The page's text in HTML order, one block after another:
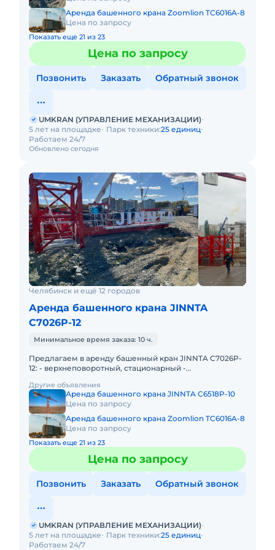
Аренда башенного крана Zoomlion TC6016A-8
Цена по запросу
Показать еще 21 из 23
Цена по запросу
Позвонить Заказать Обратный звонок
Обновлено сегодня
UMKRAN (УПРАВЛЕНИЕ МЕХАНИЗАЦИИ)
5 лет на площадке
Парк техники:25 единиц
Работаем 24/7
Челябинск и ещё 12 городов
Аренда башенного крана JINNTA
C7026P-12
Минимальное время заказа: 10 ч.
Предлагаем в аренду башенный кран JINNTA C7026P-
12: - верхнеповоротный, стационарный -
70м - высота подъема
Другие объявления
Аренда башенного крана JINNTA C6518P-10
Цена по запросу
Аренда башенного крана Zoomlion TC6016A-8
Цена по запросу
Показать еще 21 из 23
Цена по запросу
Позвонить Заказать Обратный звонок
UMKRAN (УПРАВЛЕНИЕ МЕХАНИЗАЦИИ)
5 лет на площадке
Парк техники:25 единиц
Работаем 24/7